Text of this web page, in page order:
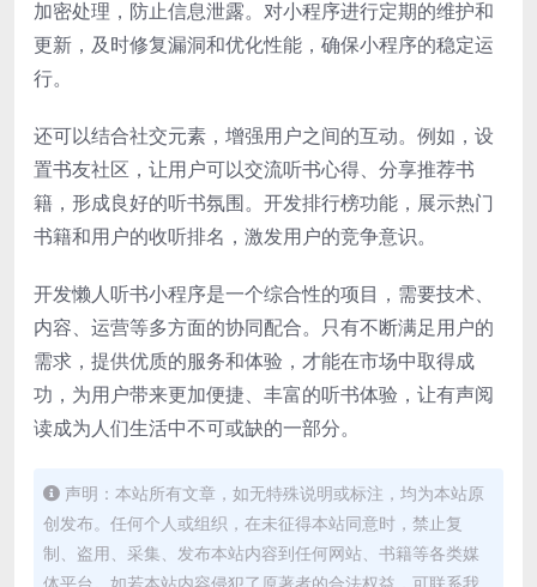
加密处理，防止信息泄露。对小程序进行定期的维护和
更新，及时修复漏洞和优化性能，确保小程序的稳定运
行。
还可以结合社交元素，增强用户之间的互动。例如，设
置书友社区，让用户可以交流听书心得、分享推荐书
籍，形成良好的听书氛围。开发排行榜功能，展示热门
书籍和用户的收听排名，激发用户的竞争意识。
开发懒人听书小程序是一个综合性的项目，需要技术、
内容、运营等多方面的协同配合。只有不断满足用户的
需求，提供优质的服务和体验，才能在市场中取得成
功，为用户带来更加便捷、丰富的听书体验，让有声阅
读成为人们生活中不可或缺的一部分。
声明：本站所有文章，如无特殊说明或标注，均为本站原
创发布。任何个人或组织，在未征得本站同意时，禁止复
制、盗用、采集、发布本站内容到任何网站、书籍等各类媒